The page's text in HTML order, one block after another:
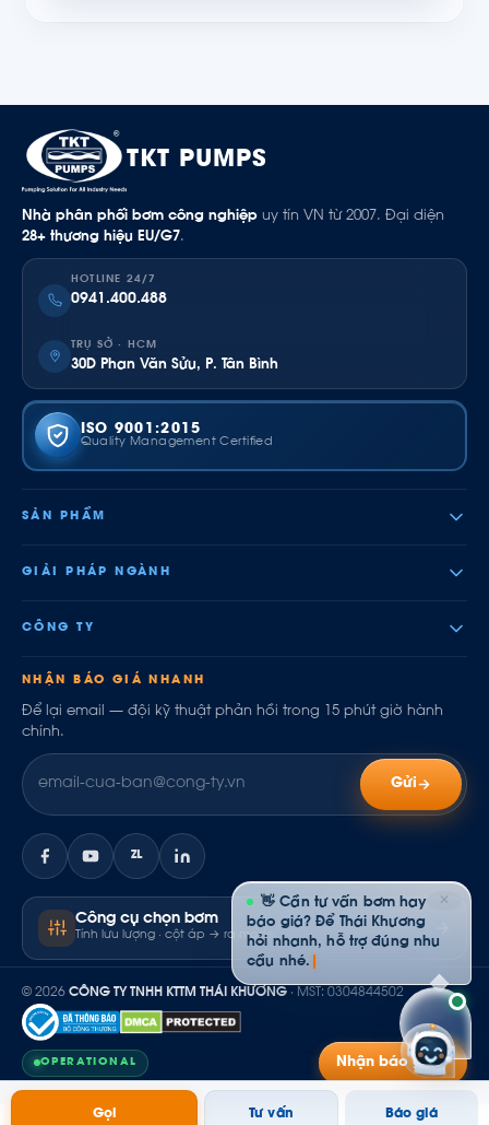
TKT PUMPS
Nhà phân phối bơm công nghiệp uy tín VN từ 2007. Đại diện
28+ thương hiệu EU/G7.
HOTLINE 24/7
0941.400.488
TRỤ SỞ · HCM
30D Phan Văn Sửu, P. Tân Bình
ISO 9001:2015
Quality Management Certified
SẢN PHẨM
GIẢI PHÁP NGÀNH
CÔNG TY
NHẬN BÁO GIÁ NHANH
Để lại email — đội kỹ thuật phản hồi trong 15 phút giờ hành
chính.
Gửi
ZL
Công cụ chọn bơm
Tính lưu lượng · cột áp → ra model
© 2026 CÔNG TY TNHH KTTM THÁI KHƯƠNG · MST: 0304844502
OPERATIONAL Nhận báo giá
Gọi Tư vấn Báo giá
✕
👋 Cần tư vấn bơm hay
báo giá? Để Thái Khương
hỏi nhanh, hỗ trợ đúng nhu
cầu nhé.